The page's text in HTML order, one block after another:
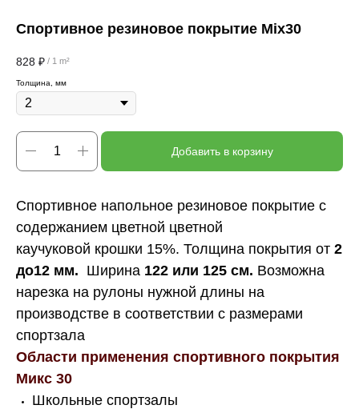
Спортивное резиновое покрытие Mix30
828 ₽ / 1 m²
Толщина, мм
Добавить в корзину
Спортивное напольное резиновое покрытие с
содержанием цветной цветной
каучуковой крошки 15%. Толщина покрытия от 2
до12 мм. Ширина 122 или 125 см. Возможна
нарезка на рулоны нужной длины на
производстве в соответствии с размерами
спортзала
Области применения спортивного покрытия
Микс 30
Школьные спортзалы